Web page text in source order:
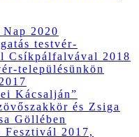
2020
testvér-
Csíkpálfalvával 2018
településünkön
Kácsalján”
és Zsiga
Göllében
2017,